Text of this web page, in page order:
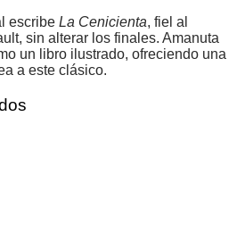
escribe La Cenicienta, fiel al
sin alterar los finales. Amanuta
un libro ilustrado, ofreciendo una
a este clásico.